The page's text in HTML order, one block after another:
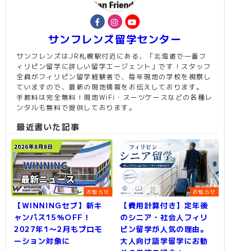
サンフレンズ留学センター
サンフレンズはJR札幌駅付近にある、「北海道で一番フ
ィリピン留学に詳しい留学エージェント」です！スタッフ
全員がフィリピン留学経験者で、毎年現地の学校を視察し
ていますので、最新の現地情報をお伝えしております。
手数料は完全無料！現地WiFi・スーツケースなどの各種レ
ンタルも無料で提供しております。
最近書いた記事
お知らせ
【WINNINGセブ】新キ
ャンパス15％OFF！
2027年1〜2月もプロモ
ーション対象に
お知らせ
【費用計算付き】定年後
のシニア・社会人フィリ
ピン留学が人気の理由。
大人向け語学留学にお勧